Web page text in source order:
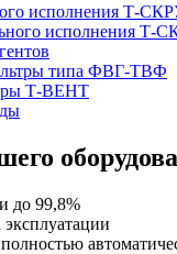
исполнения Т-
исполнения Т-
типа ФВГ-ТВФ
Т-ВЕНТ
до 99,8%